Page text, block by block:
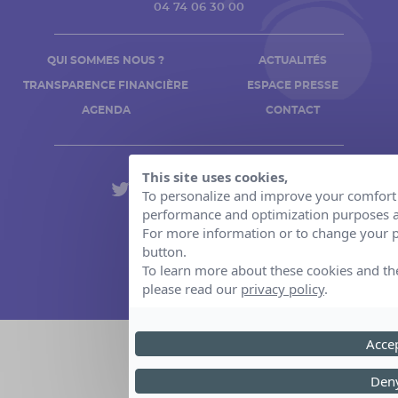
04 74 06 30 00
QUI SOMMES NOUS ?
TRANSPARENCE FINANCIÈRE
AGENDA
ACTUALITÉS
ESPACE PRESSE
CONTACT
Mentions légales
Politique de confidentialité
Création par Novius
This site uses cookies,
To personalize and improve your
performance and optimization purposes
For more information or to change your
button.
To learn more about these cookies and
please read our privacy policy.